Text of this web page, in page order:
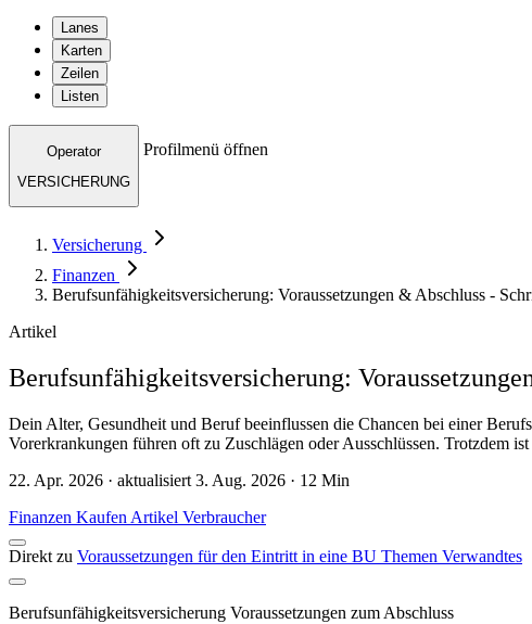
Lanes
Karten
Zeilen
Listen
Operator
VERSICHERUNG
Profilmenü öffnen
Versicherung
Finanzen
Berufsunfähigkeitsversicherung: Voraussetzungen & Abschluss -
Artikel
Berufsunfähigkeitsversicherung:
Dein Alter, Gesundheit und Beruf beeinflussen die Chancen bei einer
Vorerkrankungen führen oft zu Zuschlägen oder Ausschlüssen. Trotzdem
22. Apr. 2026 · aktualisiert 3. Aug. 2026 · 12 Min
Finanzen Kaufen Artikel Verbraucher
Direkt zu Voraussetzungen für den Eintritt in eine BU Themen Verwandtes
Berufsunfähigkeitsversicherung Voraussetzungen zum Abschluss